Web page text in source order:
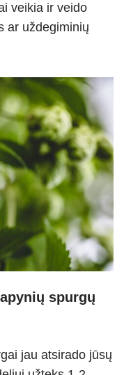
veikia ir veido
ar uždegiminių
spurgų
jau atsirado jūsų